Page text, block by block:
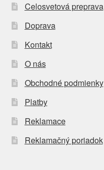
Celosvetová preprava
Doprava
Kontakt
O nás
Obchodné podmienky
Platby
Reklamace
Reklamačný poriadok